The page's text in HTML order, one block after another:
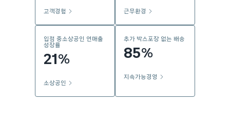
고객경험 근무환경
입점 중소상공인 연매출
성장률
21 %
소상공인
추가 박스포장 없는 배송
85%
지속가능경영